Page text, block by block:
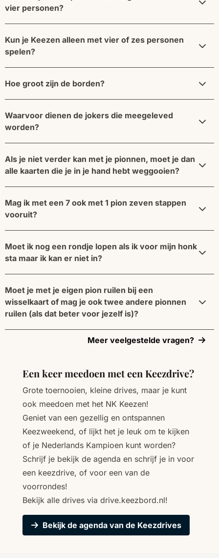
vier personen?
Kun je Keezen alleen met vier of zes personen
spelen?
Hoe groot zijn de borden?
Waarvoor dienen de jokers die meegeleved
worden?
Als je niet verder kan met je pionnen, moet je dan
alle kaarten die je in je hand hebt weggooien?
Mag ik met een 7 ook met 1 pion zeven stappen
vooruit?
Moet ik nog een rondje lopen als ik voor mijn honk
sta maar ik kan er niet in?
Moet je met je eigen pion ruilen bij een
wisselkaart of mag je ook twee andere pionnen
ruilen (als dat beter voor jezelf is)?
Meer veelgestelde vragen?
Een keer meedoen met een Keezdrive?
Grote toernooien, kleine drives, maar je kunt
ook meedoen met het NK Keezen!
Geniet van een gezellig en ontspannen
Keezweekend, of lijkt het je leuk om te kijken
of je Nederlands Kampioen kunt worden?
Schrijf je bekijk de agenda en schrijf je in voor
een keezdrive, of voor een van de
voorrondes!
Bekijk alle drives via drive.keezbord.nl!
Bekijk de agenda van de Keezdrives